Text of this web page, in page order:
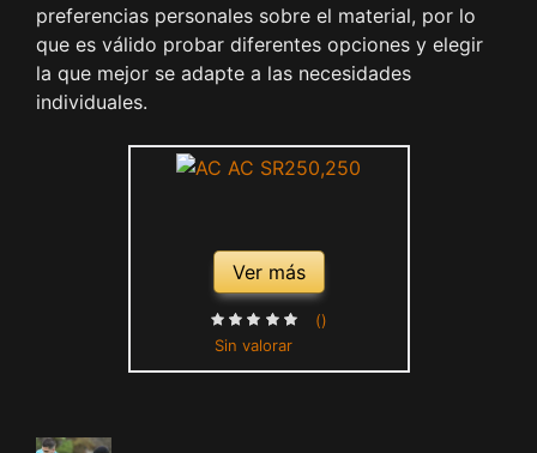
preferencias personales sobre el material, por lo
que es válido probar diferentes opciones y elegir
la que mejor se adapte a las necesidades
individuales.
Ver más
Sin valorar
()